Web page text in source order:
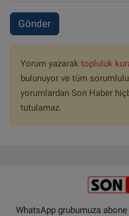
Gönder
Yorum yazarak topluluk
bulunuyor ve tüm
yorumlardan Son Haber
tutulamaz.
WhatsApp grubumuza abone